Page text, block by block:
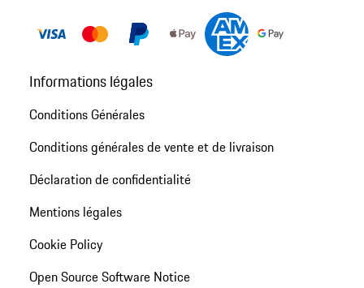
Informations légales
Conditions Générales
Conditions générales de vente et de livraison
Déclaration de confidentialité
Mentions légales
Cookie Policy
Open Source Software Notice